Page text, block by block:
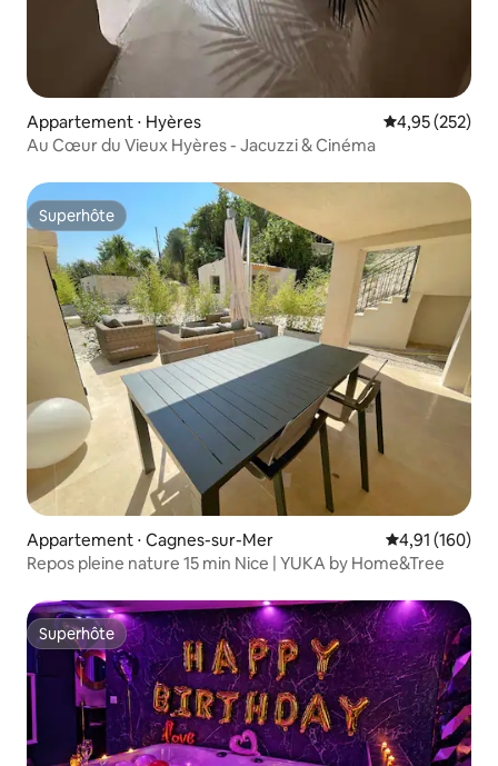
Appartement ⋅ Hyères Évaluation
4,95 (252)
Au Cœur du Vieux Hyères - Jacuzzi & Cinéma
Superhôte
Superhôte
Appartement ⋅ Cagnes-sur-Mer Évaluation
4,91 (160)
Repos pleine nature 15 min Nice | YUKA by Home&Tree
Superhôte
Superhôte